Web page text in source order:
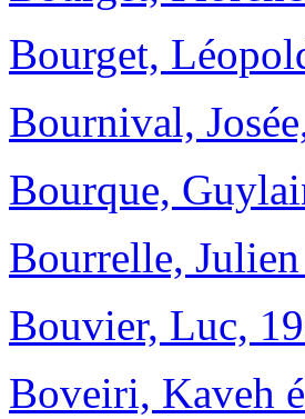
Bourget,
Bournival,
Bourque,
Bourrelle,
Bouvier, Luc,
Boveiri, Kaveh